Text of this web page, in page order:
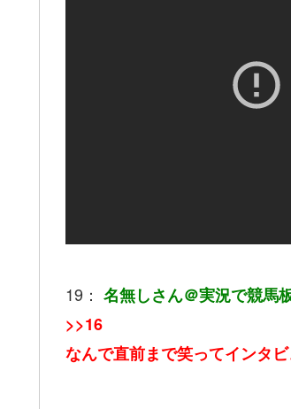
19： 名無しさん＠実況で競馬
>>16
なんで直前まで笑ってインタ